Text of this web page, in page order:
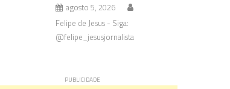
agosto 5, 2026
Felipe de Jesus - Siga:
@felipe_jesusjornalista